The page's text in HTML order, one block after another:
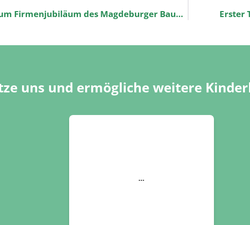
Danke für die Spende zum Firmenjubiläum des Magdeburger Bauunternehmens „Gerling und Rausch“
Erster
uns und ermögliche weitere